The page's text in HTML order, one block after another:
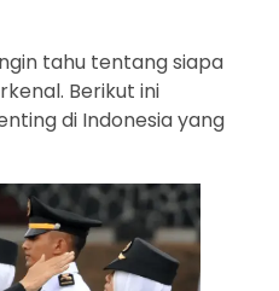
tahu tentang siapa
Berikut ini
di Indonesia yang